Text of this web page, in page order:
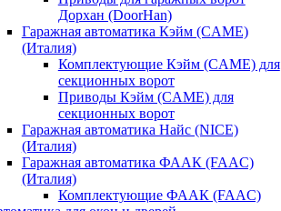
Дорхан (DoorHan)
Гаражная автоматика Кэйм (CAME)
(Италия)
Комплектующие Кэйм (CAME) для
секционных ворот
Приводы Кэйм (CAME) для
секционных ворот
Гаражная автоматика Найс (NICE)
(Италия)
Гаражная автоматика ФААК (FAAC)
(Италия)
Комплектующие ФААК (FAAC)